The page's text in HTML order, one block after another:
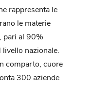
rappresenta le
le materie
pari al 90%
nazionale.
comparto, cuore
300 aziende